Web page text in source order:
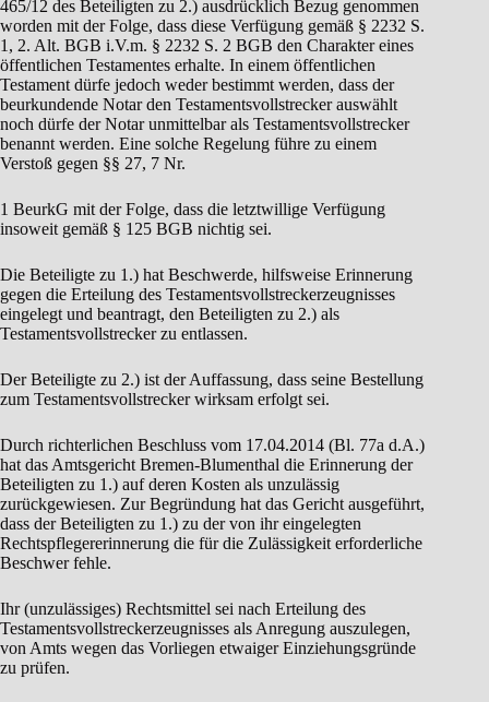
465/12 des Beteiligten zu 2.) ausdrücklich Bezug genommen
worden mit der Folge, dass diese Verfügung gemäß § 2232 S.
1, 2. Alt. BGB i.V.m. § 2232 S. 2 BGB den Charakter eines
öffentlichen Testamentes erhalte. In einem öffentlichen
Testament dürfe jedoch weder bestimmt werden, dass der
beurkundende Notar den Testamentsvollstrecker auswählt
noch dürfe der Notar unmittelbar als Testamentsvollstrecker
benannt werden. Eine solche Regelung führe zu einem
Verstoß gegen §§ 27, 7 Nr.
1 BeurkG mit der Folge, dass die letztwillige Verfügung
insoweit gemäß § 125 BGB nichtig sei.
Die Beteiligte zu 1.) hat Beschwerde, hilfsweise Erinnerung
gegen die Erteilung des Testamentsvollstreckerzeugnisses
eingelegt und beantragt, den Beteiligten zu 2.) als
Testamentsvollstrecker zu entlassen.
Der Beteiligte zu 2.) ist der Auffassung, dass seine Bestellung
zum Testamentsvollstrecker wirksam erfolgt sei.
Durch richterlichen Beschluss vom 17.04.2014 (Bl. 77a d.A.)
hat das Amtsgericht Bremen-Blumenthal die Erinnerung der
Beteiligten zu 1.) auf deren Kosten als unzulässig
zurückgewiesen. Zur Begründung hat das Gericht ausgeführt,
dass der Beteiligten zu 1.) zu der von ihr eingelegten
Rechtspflegererinnerung die für die Zulässigkeit erforderliche
Beschwer fehle.
Ihr (unzulässiges) Rechtsmittel sei nach Erteilung des
Testamentsvollstreckerzeugnisses als Anregung auszulegen,
von Amts wegen das Vorliegen etwaiger Einziehungsgründe
zu prüfen.